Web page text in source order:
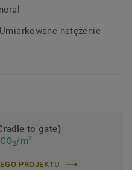
natężenie
to gate)
2/m2
PROJEKTU